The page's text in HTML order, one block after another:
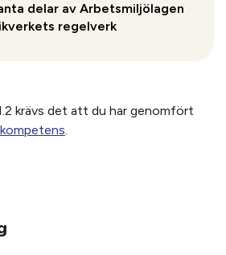
delar av Arbetsmiljölagen
regelverk
krävs det att du har genomfört
.